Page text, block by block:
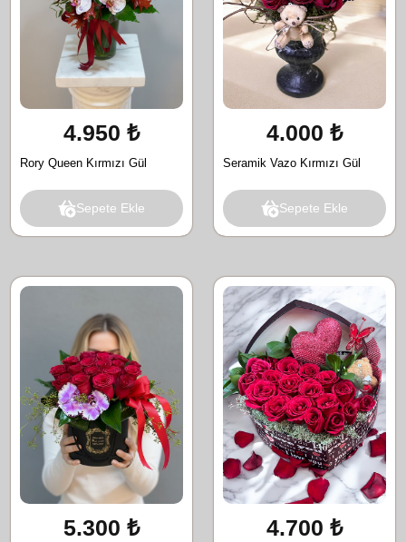
4.950 ₺
Rory Queen Kırmızı Gül
Sepete Ekle
4.000 ₺
Seramik Vazo Kırmızı Gül
Sepete Ekle
5.300 ₺ 4.700 ₺